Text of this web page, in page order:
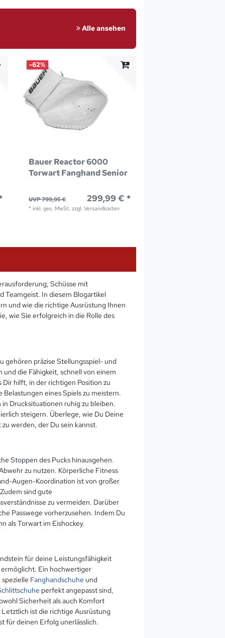
Alle ansehen
-62%
Bauer Reactor 6000
Torwart Fanghand Senior
UVP 799,95 € 299,99 € *
*inkl. ges. MwSt. zzgl.Versandkosten
Schüsse mit
Teamgeist. In diesem Blogartikel
und wie die richtige Ausrüstung Ihnen
wie Sie erfolgreich in die Rolle des
gehören präzise Stellungsspiel- und
die Fähigkeit, schnell von einem
Dir hilft, in der richtigen Position zu
eines Spiels zu meistern.
Drucksituationen ruhig zu bleiben.
steigern. Überlege, wie Du Deine
werden, der Du sein kannst.
Stoppen des Pucks hinausgehen.
zu nutzen. Körperliche Fitness
Augen-Koordination ist von großer
sind gute
zu vermeiden. Darüber
Passwege vorherzusehen. Indem Du
als Torwart im Eishockey.
für deine Leistungsfähigkeit
Ein hochwertiger
Fanghandschuhe und
perfekt angepasst sind,
Sicherheit als auch Komfort
ist die richtige Ausrüstung
für deinen Erfolg unerlässlich.